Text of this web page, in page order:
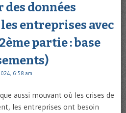
des données
entreprises avec
partie : base
6:58 am
aussi mouvant où les crises de
les entreprises ont besoin